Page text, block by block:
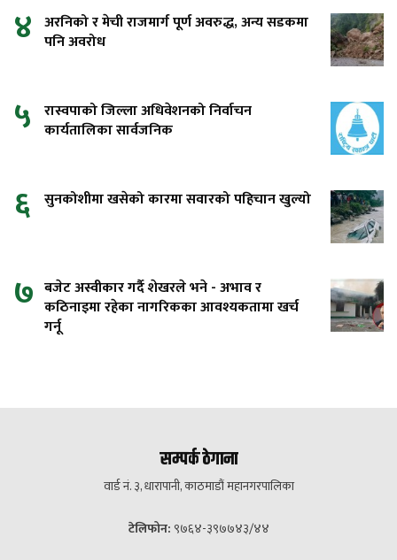
४ अरनिको र मेची राजमार्ग पूर्ण अवरुद्ध, अन्य सडकमा
पनि अवरोध
५ रास्वपाको जिल्ला अधिवेशनको निर्वाचन
कार्यतालिका सार्वजनिक
६ सुनकोशीमा खसेको कारमा सवारको पहिचान खुल्यो
७ बजेट अस्वीकार गर्दै शेखरले भने - अभाव र
कठिनाइमा रहेका नागरिकका आवश्यकतामा खर्च
गर्नू
सम्पर्क ठेगाना
वार्ड नं. ३, धारापानी, काठमाडौं महानगरपालिका
टेलिफोन: ९७६४-३९७७४३/४४